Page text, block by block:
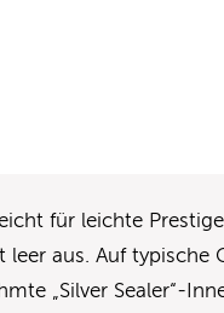
für leichte
leer aus. Auf typische
„Silver Sealer“-